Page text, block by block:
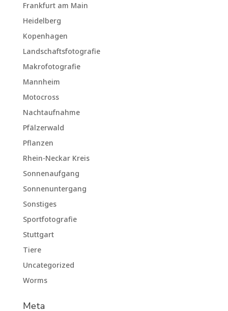
Frankfurt am Main
Heidelberg
Kopenhagen
Landschaftsfotografie
Makrofotografie
Mannheim
Motocross
Nachtaufnahme
Pfälzerwald
Pflanzen
Rhein-Neckar Kreis
Sonnenaufgang
Sonnenuntergang
Sonstiges
Sportfotografie
Stuttgart
Tiere
Uncategorized
Worms
Meta